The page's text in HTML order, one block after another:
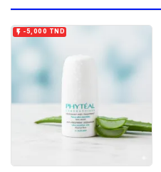
 -5,000 TND